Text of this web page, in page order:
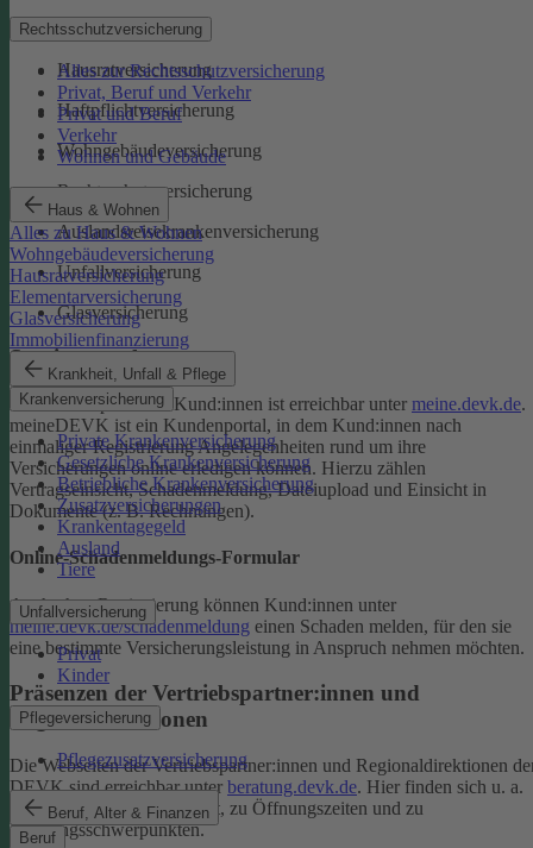
Rechtsschutzversicherung
Alles zur Rechtsschutzversicherung
Privat, Beruf und Verkehr
Privat und Beruf
Verkehr
Wohnen und Gebäude
Haus & Wohnen
Alles zu Haus & Wohnen
Wohngebäudeversicherung
Hausratversicherung
Elementarversicherung
Glasversicherung
Immobilienfinanzierung
Krankheit, Unfall & Pflege
Krankenversicherung
Private Krankenversicherung
Gesetzliche Krankenversicherung
Betriebliche Krankenversicherung
Zusatzversicherungen
Krankentagegeld
Ausland
Tiere
Unfallversicherung
Privat
Kinder
Pflegeversicherung
Pflegezusatzversicherung
Beruf, Alter & Finanzen
Beruf
Kfz-Versicherungen
Hausratversicherung
Haftpflichtversicherung
Wohngebäudeversicherung
Rechtsschutzversicherung
Auslandsreisekrankenversicherung
Unfallversicherung
Glasversicherung
Serviceportal
Das Serviceportal für Kund:innen ist erreichbar unter meine.devk.de.
meineDEVK ist ein Kundenportal, in dem Kund:innen nach
einmaliger Registrierung Angelegenheiten rund um ihre
Versicherungen online erledigen können. Hierzu zählen
Vertragseinsicht, Schadenmeldung, Dateiupload und Einsicht in
Dokumente (z. B. Rechnungen).
Online-Schadenmeldungs-Formular
Auch ohne Registrierung können Kund:innen unter
meine.devk.de/schadenmeldung einen Schaden melden, für den sie
eine bestimmte Versicherungsleistung in Anspruch nehmen möchten.
Präsenzen der Vertriebspartner:innen und
Regionaldirektionen
Die Webseiten der Vertriebspartner:innen und Regionaldirektionen
DEVK sind erreichbar unter beratung.devk.de. Hier finden sich u. a.
Informationen zum Standort, zu Öffnungszeiten und zu
Beratungsschwerpunkten.